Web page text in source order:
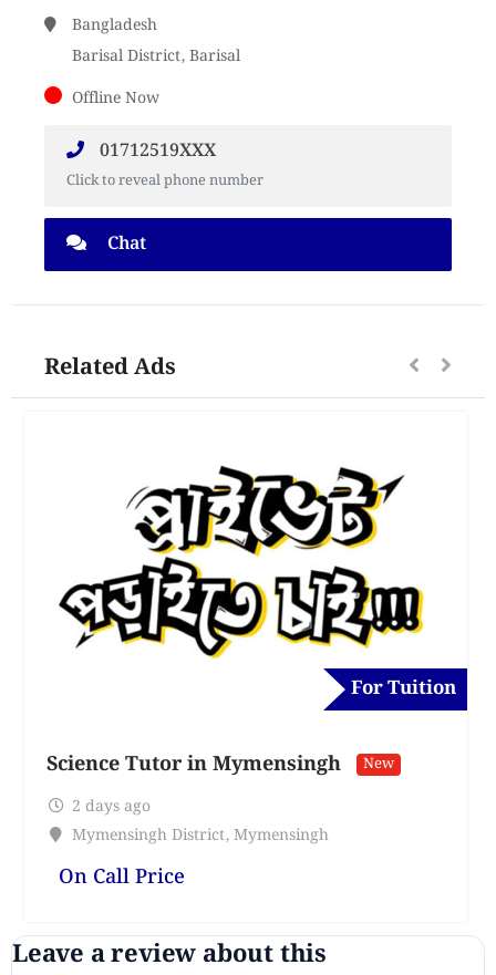
Bangladesh
Barisal District, Barisal
Offline Now
01712519XXX
Click to reveal phone number
Chat
Related Ads
For Tuition
Science Tutor in Mymensingh New
2 days ago
Mymensingh District, Mymensingh
On Call Price
Leave a review about this